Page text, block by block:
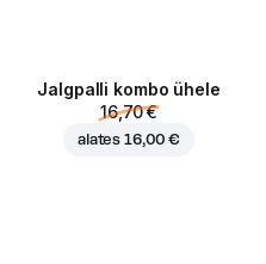
Jalgpalli kombo ühele
16,70 €
alates 16,00 €